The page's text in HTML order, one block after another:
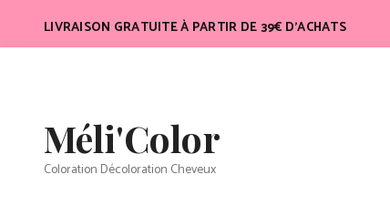
LIVRAISON GRATUITE À PARTIR DE 39€ D’ACHATS
Méli'Color
Coloration Décoloration Cheveux